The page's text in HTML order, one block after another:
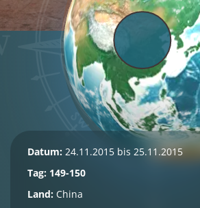
Datum: 24.11.2015 bis 25.11.2015
Tag: 149-150
Land: China